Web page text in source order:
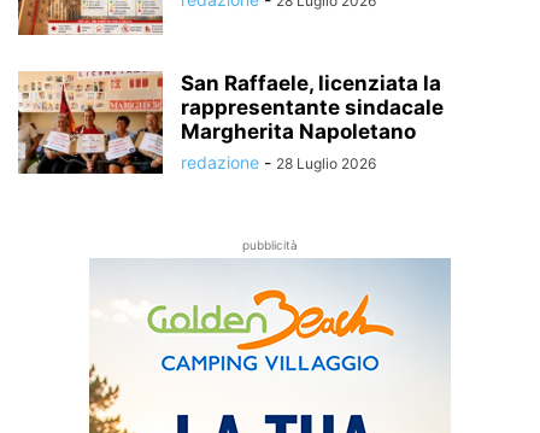
San Raffaele, licenziata la
rappresentante sindacale
Margherita Napoletano
redazione - 28 Luglio 2026
pubblicità